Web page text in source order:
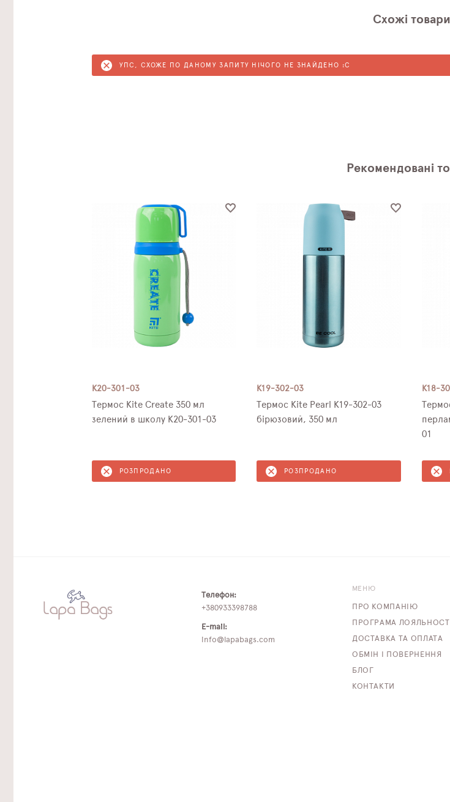
Схожі товари
УПС, СХОЖЕ ПО ДАНОМУ ЗАПИТУ НІЧОГО НЕ ЗНАЙДЕНО :C
Рекомендовані
K20-301-03
Термос Kite Create 350 мл
зелений в школу K20-301-03
РОЗПРОДАНО
K19-302-03
Термос Kite Pearl K19-302-03
бірюзовий, 350 мл
РОЗПРОДАНО
K18-
01
МЕНЮ
ПРО КОМПАНІЮ
ПРОГРАМА ЛОЯЛЬНОСТІ
ДОСТАВКА ТА ОПЛАТА
ОБМІН І ПОВЕРНЕННЯ
БЛОГ
КОНТАКТИ
Телефон:
+380933398788
E-mail:
info@lapabags.com